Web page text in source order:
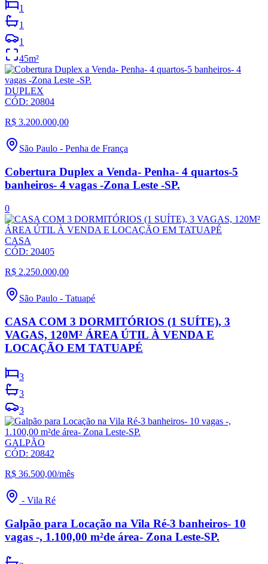
1
1
1
45m²
DUPLEX
CÓD: 20804
R$ 3.200.000,00
São Paulo - Penha de França
Cobertura Duplex a Venda- Penha- 4 quartos-5
banheiros- 4 vagas -Zona Leste -SP.
0
CASA
CÓD: 20405
R$ 2.250.000,00
São Paulo - Tatuapé
CASA COM 3 DORMITÓRIOS (1 SUÍTE), 3
VAGAS, 120M² ÁREA ÚTIL À VENDA E
LOCAÇÃO EM TATUAPÉ
3
3
3
GALPÃO
CÓD: 20842
R$ 36.500,00/mês
- Vila Ré
Galpão para Locação na Vila Ré-3 banheiros- 10
vagas -, 1.100,00 m²de área- Zona Leste-SP.